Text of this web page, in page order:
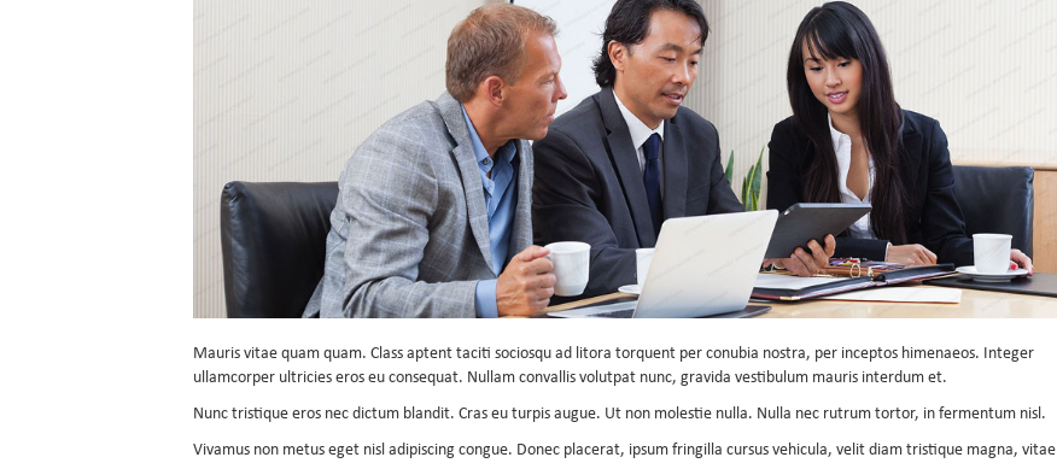
Mauris vitae quam quam. Class aptent taciti sociosqu ad litora torquent per conubia nostra, per inceptos himenaeos. Integer
ullamcorper ultricies eros eu consequat. Nullam convallis volutpat nunc, gravida vestibulum mauris interdum et.
Nunc tristique eros nec dictum blandit. Cras eu turpis augue. Ut non molestie nulla. Nulla nec rutrum tortor, in fermentum nisl.
Vivamus non metus eget nisl adipiscing congue. Donec placerat, ipsum fringilla cursus vehicula, velit diam tristique magna, vitae